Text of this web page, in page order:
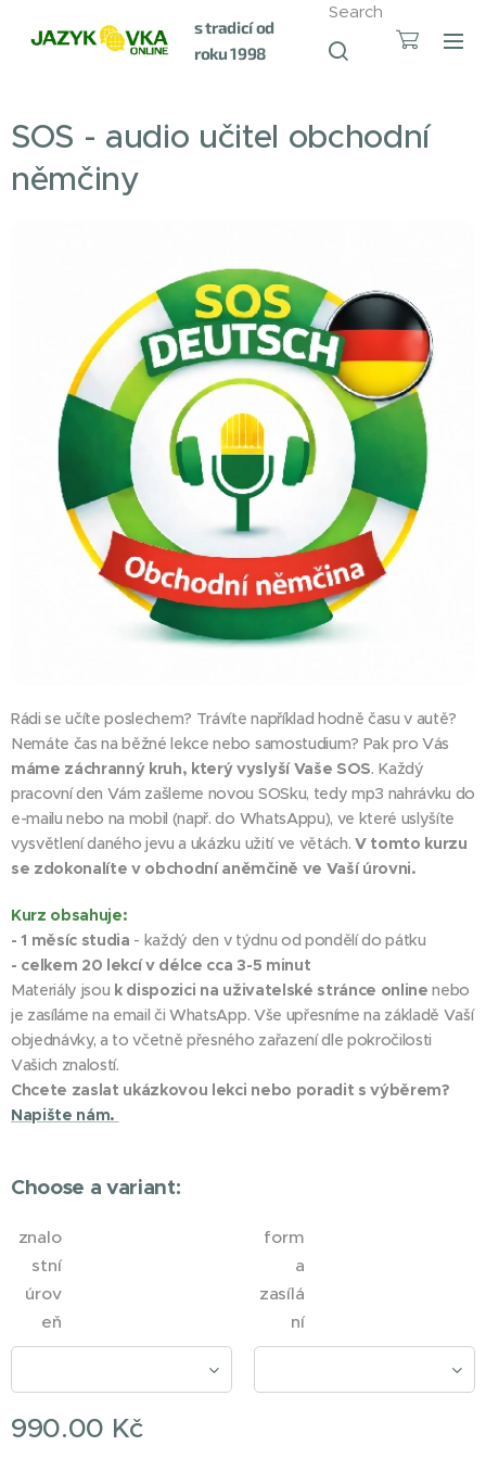
s tradicí od
roku 1998
Search
SOS - audio učitel obchodní
němčiny
Rádi se učíte poslechem? Trávíte například hodně času v autě?
Nemáte čas na běžné lekce nebo samostudium? Pak pro Vás
máme záchranný kruh, který vyslyší Vaše SOS. Každý
pracovní den Vám zašleme novou SOSku, tedy mp3 nahrávku do
e-mailu nebo na mobil (např. do WhatsAppu), ve které uslyšíte
vysvětlení daného jevu a ukázku užití ve větách. V tomto kurzu
se zdokonalíte v obchodní aněmčině ve Vaší úrovni.
Kurz obsahuje:
- 1 měsíc studia - každý den v týdnu od pondělí do pátku
- celkem 20 lekcí v délce cca 3-5 minut
Materiály jsou k dispozici na uživatelské stránce online nebo
je zasíláme na email či WhatsApp. Vše upřesníme na základě Vaší
objednávky, a to včetně přesného zařazení dle pokročilosti
Vašich znalostí.
Chcete zaslat ukázkovou lekci nebo poradit s výběrem?
Napište nám.
Choose a variant:
znalo
stní
úrov
eň
form
a
zasílá
ní
990.00 Kč